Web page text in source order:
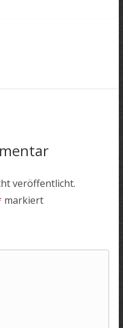
veröffentlicht.
markiert